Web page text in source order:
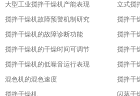
大型工业搅拌干燥机产能表现
立式搅
搅拌干燥机故障预警机制研究
搅拌干
搅拌干燥机的故障诊断功能
搅拌干燥机的干燥时间可调节
搅拌干
搅拌干燥机的低噪音运行表现
搅拌干
混色机的混色速度
搅拌干
搅拌干燥机
闪蒸干